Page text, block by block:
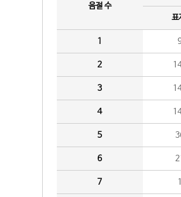
음절 수
표
1
2
3
4
5
6
7